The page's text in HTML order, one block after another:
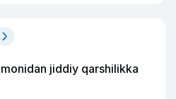
jiddiy qarshilikka